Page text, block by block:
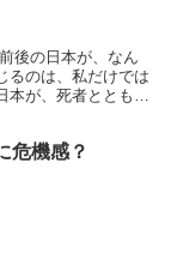
後の日本が、なん
るのは、私だけでは
が、死者とともに
危機感？